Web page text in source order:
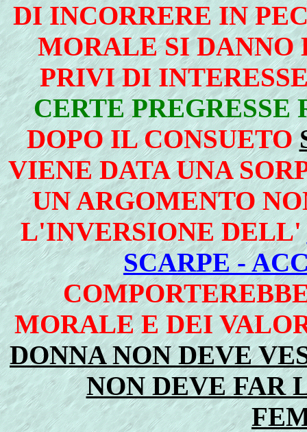
DI INCORRERE IN
MORALE SI DANNO
PRIVI DI
CERTE
DOPO IL CONSUETO
VIENE DATA UNA
UN ARGOMENTO
L'INVERSIONE DELL'
SCARPE -
MORALE E DEI
DONNA NON DEVE
NON DEVE FAR